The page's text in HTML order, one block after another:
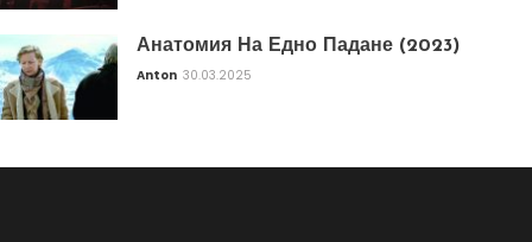
Анатомия На Едно Падане (2023)
Anton 30.03.2025